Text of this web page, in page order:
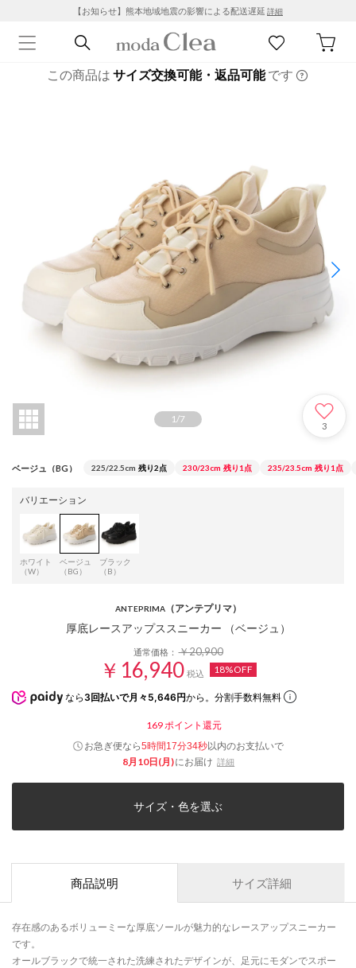
【お知らせ】熊本地域地震の影響による配送遅延 詳細
この商品は サイズ交換可能・返品可能です
1/7
3
ベージュ（BG） 225/22.5cm 残り2点 230/23cm 残り1点 235/23.5cm 残り1点
バリエーション
ホワイト
（W）
ベージュ
（BG）
ブラック
（B）
ANTEPRIMA（アンテプリマ）
厚底レースアップススニーカー （ベージュ）
通常価格：￥20,900
￥16,940 税込 18%OFF
なら 3回払いで月々5,646円から。分割手数料無料
169 ポイント還元
お急ぎ便なら5時間17分34秒以内のお支払いで
8月10日(月)にお届け 詳細
サイズ・色を選ぶ
商品説明 サイズ詳細
存在感のあるボリューミーな厚底ソールが魅力的なレースアップスニーカー
です。
オールブラックで統一された洗練されたデザインが、足元にモダンでスポー